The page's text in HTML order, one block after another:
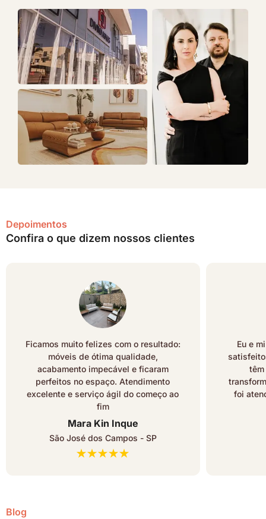
Depoimentos
Confira o que dizem nossos clientes
Ficamos muito felizes com o resultado:
móveis de ótima qualidade,
acabamento impecável e ficaram
perfeitos no espaço. Atendimento
excelente e serviço ágil do começo ao
fim
Mara Kin Inque
São José dos Campos - SP
Eu e
foi
Blog